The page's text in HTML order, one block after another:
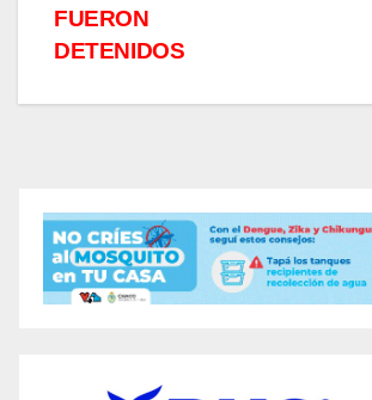
FUERON
DETENIDOS